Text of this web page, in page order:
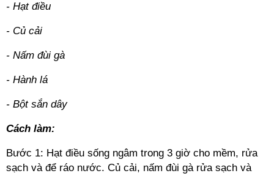
- Hạt điều
- Củ cải
- Nấm đùi gà
- Hành lá
- Bột sắn dây
Cách làm:
Bước 1: Hạt điều sống ngâm trong 3 giờ cho mềm, rửa
sạch và để ráo nước. Củ cải, nấm đùi gà rửa sạch và